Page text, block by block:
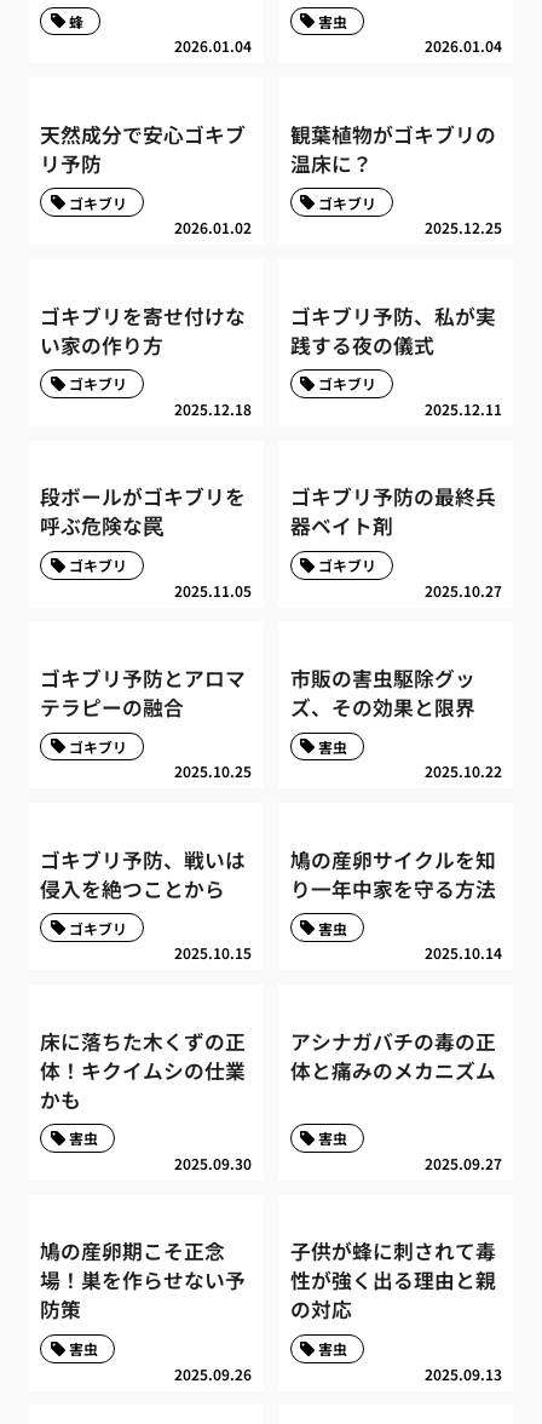
2026.01.04
蜂
2026.01.04
害虫
天然成分で安心ゴキブ
リ予防
2026.01.02
ゴキブリ
観葉植物がゴキブリの
温床に？
2025.12.25
ゴキブリ
ゴキブリを寄せ付けな
い家の作り方
2025.12.18
ゴキブリ
ゴキブリ予防、私が実
践する夜の儀式
2025.12.11
ゴキブリ
段ボールがゴキブリを
呼ぶ危険な罠
2025.11.05
ゴキブリ
ゴキブリ予防の最終兵
器ベイト剤
2025.10.27
ゴキブリ
ゴキブリ予防とアロマ
テラピーの融合
2025.10.25
ゴキブリ
市販の害虫駆除グッ
ズ、その効果と限界
2025.10.22
害虫
ゴキブリ予防、戦いは
侵入を絶つことから
2025.10.15
ゴキブリ
鳩の産卵サイクルを知
り一年中家を守る方法
2025.10.14
害虫
床に落ちた木くずの正
体！キクイムシの仕業
かも
2025.09.30
害虫
アシナガバチの毒の正
体と痛みのメカニズム
2025.09.27
害虫
鳩の産卵期こそ正念
場！巣を作らせない予
防策
2025.09.26
害虫
子供が蜂に刺されて毒
性が強く出る理由と親
の対応
2025.09.13
害虫